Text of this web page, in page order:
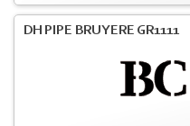
DH PIPE BRUYERE GR1111